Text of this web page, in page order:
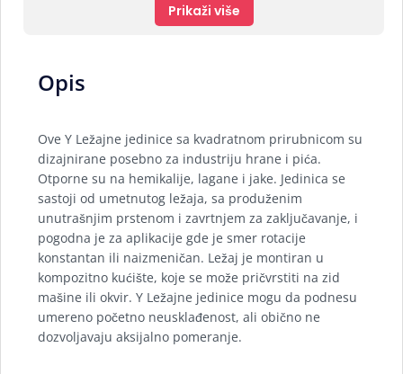
Prikaži više
Opis
Ove Y Ležajne jedinice sa kvadratnom prirubnicom su
dizajnirane posebno za industriju hrane i pića.
Otporne su na hemikalije, lagane i jake. Jedinica se
sastoji od umetnutog ležaja, sa produženim
unutrašnjim prstenom i zavrtnjem za zaključavanje, i
pogodna je za aplikacije gde je smer rotacije
konstantan ili naizmeničan. Ležaj je montiran u
kompozitno kućište, koje se može pričvrstiti na zid
mašine ili okvir. Y Ležajne jedinice mogu da podnesu
umereno početno neusklađenost, ali obično ne
dozvoljavaju aksijalno pomeranje.